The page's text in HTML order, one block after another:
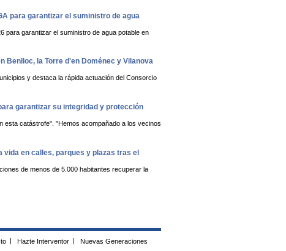
para garantizar el suministro de agua
para garantizar el suministro de agua potable en
Benlloc, la Torre d'en Doménec y Vilanova
y destaca la rápida actuación del Consorcio
garantizar su integridad y protección
esta catástrofe". "Hemos acompañado a los vecinos
vida en calles, parques y plazas tras el
de menos de 5.000 habitantes recuperar la
Hazte Interventor
Nuevas Generaciones